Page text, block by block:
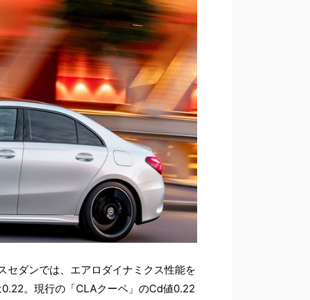
セダンでは、エアロダイナミクス性能を
。 現行の「CLAクーペ」のCd値0.22